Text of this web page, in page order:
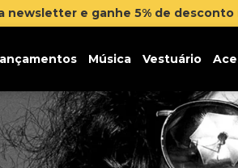
newsletter e ganhe 5% de desconto
Música Vestuário